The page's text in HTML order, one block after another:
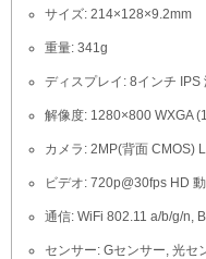
サイズ: 214×128×9.2mm
重量: 341g
ディスプレイ: 8インチ
解像度: 1280×800 WXGA
カメラ: 2MP(背面 CMOS)
ビデオ: 720p@30fps HD
通信: WiFi 802.11 a/b/g/n,
センサー: Gセンサー, 光セ